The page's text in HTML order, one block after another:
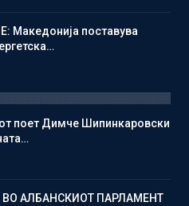
Македонија поставува
поет Димче Шипинкаровски
АЛБАНСКИОТ ПАРЛАМЕНТ